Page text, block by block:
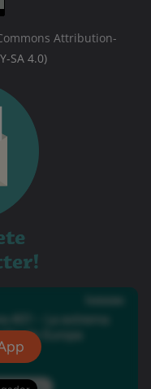
Attribution-
SA 4.0)